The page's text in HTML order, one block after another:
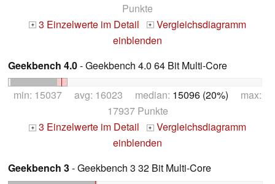
Punkte
+ 3 Einzelwerte im Detail + Vergleichsdiagramm
einblenden
Geekbench 4.0- Geekbench 4.0 64 Bit Multi-Core
min: 15037 avg: 16023 median: 15096 (20%) max:
17937 Punkte
+ 3 Einzelwerte im Detail + Vergleichsdiagramm
einblenden
Geekbench 3- Geekbench 3 32 Bit Multi-Core